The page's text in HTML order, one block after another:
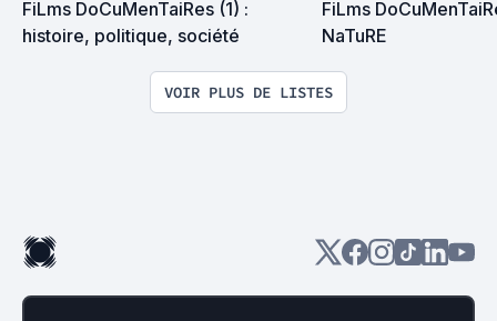
FiLms DoCuMenTaiRes (1) :
histoire, politique, société
FiLms
NaTuRE
VOIR PLUS DE LISTES